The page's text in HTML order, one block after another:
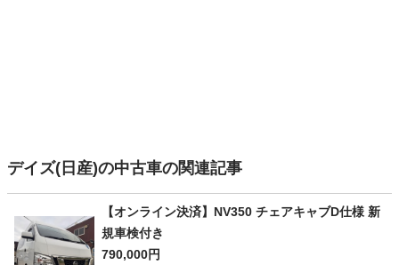
デイズ(日産)の中古車の関連記事
【オンライン決済】NV350 チェアキャブD仕様 新
規車検付き
790,000円